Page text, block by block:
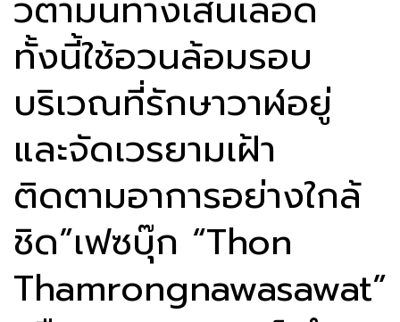
ทั้งนี้ใช้อวนล้อมรอบ
บริเวณที่รักษาวาฬอยู่
และจัดเวรยามเฝ้า
ติดตามอาการอย่างใกล้
ชิด”เฟซบุ๊ก “Thon
Thamrongnawasawat”